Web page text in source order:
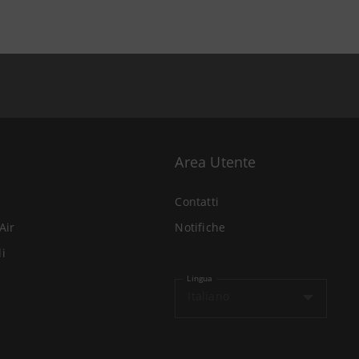
Area Utente
Contatti
Notifiche
Lingua